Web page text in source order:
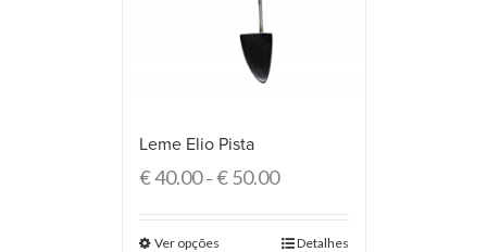
Leme Elio Pista
€40.00–€50.00
Ver opções Detalhes